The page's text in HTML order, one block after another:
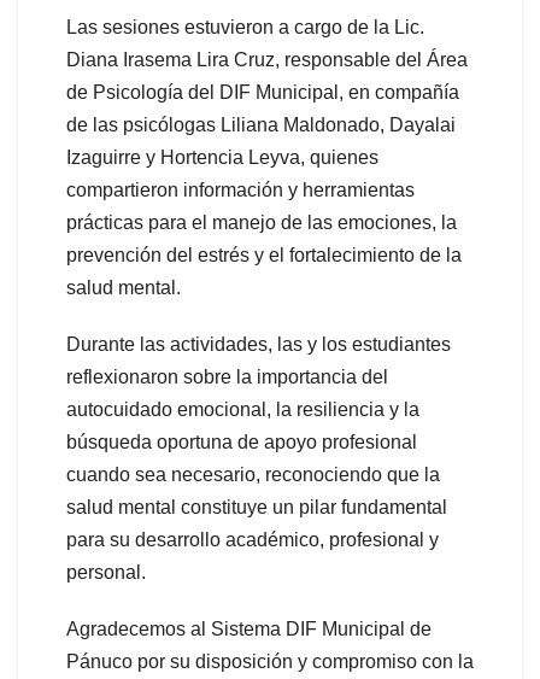
Las sesiones estuvieron a cargo de la Lic.
Diana Irasema Lira Cruz, responsable del Área
de Psicología del DIF Municipal, en compañía
de las psicólogas Liliana Maldonado, Dayalai
Izaguirre y Hortencia Leyva, quienes
compartieron información y herramientas
prácticas para el manejo de las emociones, la
prevención del estrés y el fortalecimiento de la
salud mental.
Durante las actividades, las y los estudiantes
reflexionaron sobre la importancia del
autocuidado emocional, la resiliencia y la
búsqueda oportuna de apoyo profesional
cuando sea necesario, reconociendo que la
salud mental constituye un pilar fundamental
para su desarrollo académico, profesional y
personal.
Agradecemos al Sistema DIF Municipal de
Pánuco por su disposición y compromiso con la